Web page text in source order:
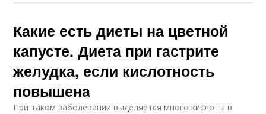
Какие есть диеты на цветной
капусте. Диета при гастрите
желудка, если кислотность
повышена
При таком заболевании выделяется много кислоты в